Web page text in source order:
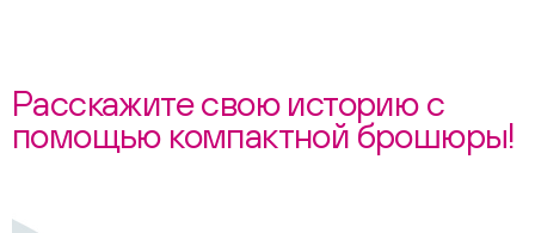
Расскажите свою историю с
помощью компактной брошюры!